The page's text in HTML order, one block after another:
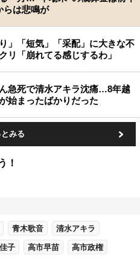
らは悲鳴が
」「短気」「采配」に大きな不
「崩れてる感じするわ」
急死で清水アキラ沈痛…8年越
始まったばかりだった
とみる
！
青木歌音 清水アキラ
子 高市早苗 高市政権